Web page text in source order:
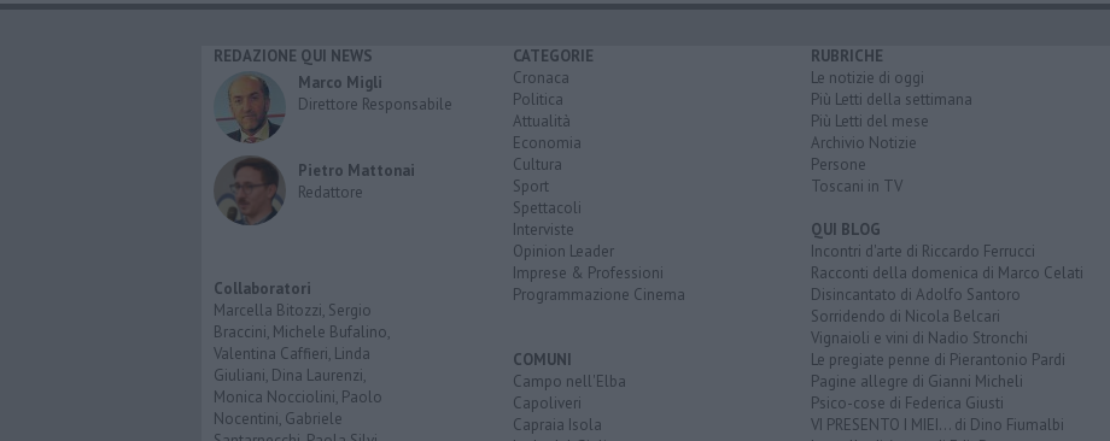
REDAZIONE QUI NEWS
Marco Migli
Direttore Responsabile
Pietro Mattonai
Redattore
Collaboratori
Marcella Bitozzi, Sergio
Braccini, Michele Bufalino,
Valentina Caffieri, Linda
Giuliani, Dina Laurenzi,
Monica Nocciolini, Paolo
Nocentini, Gabriele
CATEGORIE
Cronaca
Politica
Attualità
Economia
Cultura
Sport
Spettacoli
Interviste
Opinion Leader
Imprese & Professioni
Programmazione Cinema
COMUNI
Campo nell'Elba
Capoliveri
Capraia Isola
RUBRICHE
Le notizie di oggi
Più Letti della settimana
Più Letti del mese
Archivio Notizie
Persone
Toscani in TV
QUI BLOG
Incontri d'arte di Riccardo Ferrucci
Racconti della domenica di Marco Celati
Disincantato di Adolfo Santoro
Sorridendo di Nicola Belcari
Vignaioli e vini di Nadio Stronchi
Le pregiate penne di Pierantonio Pardi
Pagine allegre di Gianni Micheli
Psico-cose di Federica Giusti
VI PRESENTO I MIEI... di Dino Fiumalbi